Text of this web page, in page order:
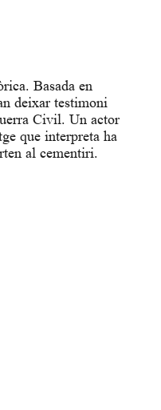
Basada en
deixar testimoni
Civil. Un actor
que interpreta ha
al cementiri.